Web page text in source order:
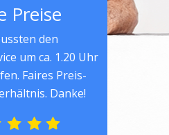
Preise
den
um ca. 1.20 Uhr
Faires Preis-
Danke!